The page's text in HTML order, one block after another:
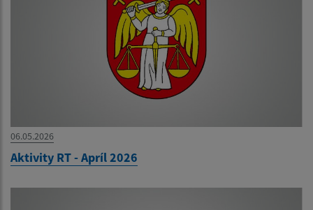
06.05.2026
Aktivity RT - Apríl 2026